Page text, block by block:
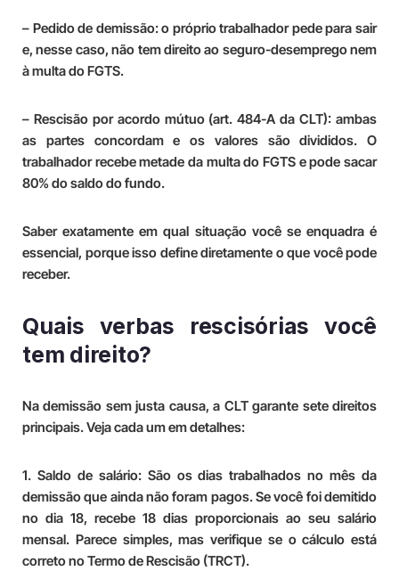
– Pedido de demissão: o próprio trabalhador pede para sair
e, nesse caso, não tem direito ao seguro-desemprego nem
à multa do FGTS.
– Rescisão por acordo mútuo (art. 484-A da CLT): ambas
as partes concordam e os valores são divididos. O
trabalhador recebe metade da multa do FGTS e pode sacar
80% do saldo do fundo.
Saber exatamente em qual situação você se enquadra é
essencial, porque isso define diretamente o que você pode
receber.
Quais verbas rescisórias você
tem direito?
Na demissão sem justa causa, a CLT garante sete direitos
principais. Veja cada um em detalhes:
1. Saldo de salário: São os dias trabalhados no mês da
demissão que ainda não foram pagos. Se você foi demitido
no dia 18, recebe 18 dias proporcionais ao seu salário
mensal. Parece simples, mas verifique se o cálculo está
correto no Termo de Rescisão (TRCT).